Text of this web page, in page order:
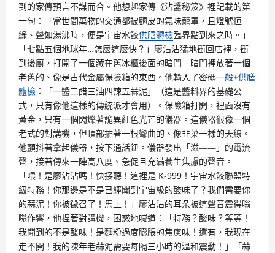
到的家傳預言不謀而合。他想起家傳《沾醬秘笈》裡記載的第
一句：「當世間萬物的交通都被麵皮的氣味籠罩，且燈號恒
綠、聲如湯沸時，便是宇宙水餃供膳體檢臨界點到來之時。」
「七點五個地球年…怎麼這麼快？」廖沾沾猛地衝回店裡，衝
到後廚，打開了一個藏在舊冰櫃後面的暗門。暗門裡放著一個
老舊的、像是古代金屬保險箱的東西。他輸入了密碼一般+供膳
體檢 ：「一醬二醋三油四辣五蒜泥」（這是醬料界的基礎公
式，只有像他這樣的傳統派才會用）。保險箱打開，裡面沒有
黃金，只有一個閃爍著詭異紅色光芒的儀器。這儀器很像一個
老式的對講機，但頂部插著一根彎曲的、像韭菜一樣的天線。
他顫抖著拿起儀器，按下通話鈕。儀器發出「滋——」的電流
聲，接著傳來一陣高八度、急促且充滿養生焦慮的聲音。
「喂！是廖沾沾嗎！快接聽！這裡是 K-999！宇宙水餃聯盟特
級特務！你那邊是不是已經聞到宇宙級的酸味了？我們需要你
的蒜泥！你被徵召了！馬上！」廖沾沾的耳朵被這聲音震得嗡
嗡作響，他捏著對講機，困惑地喊道：「特務？酸味？等等！
我聞到的不是酸味！是麵粉過度膨脹的焦慮味！還有，我現在
走不開！我的陳年老蒜泥需要每隔三小時的溫和震動！」「蒜